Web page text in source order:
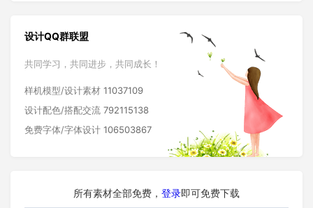
设计QQ群联盟
共同学习，共同进步，共同成长！
样机模型/设计素材 11037109
设计配色/搭配交流 792115138
免费字体/字体设计 106503867
所有素材全部免费， 登录即可免费下载